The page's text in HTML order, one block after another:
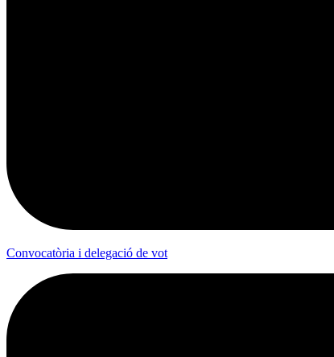
Convocatòria i delegació de vot